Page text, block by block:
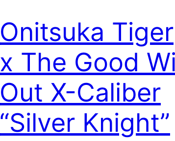
Onitsuka Tiger
x The Good
Out X-Caliber
“Silver Knight”